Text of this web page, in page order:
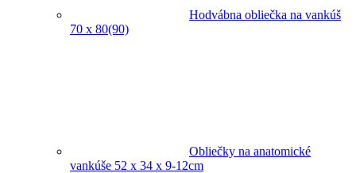
Hodvábna obliečka na vankúš
70 x 80(90)
Obliečky na anatomické
vankúše 52 x 34 x 9-12cm